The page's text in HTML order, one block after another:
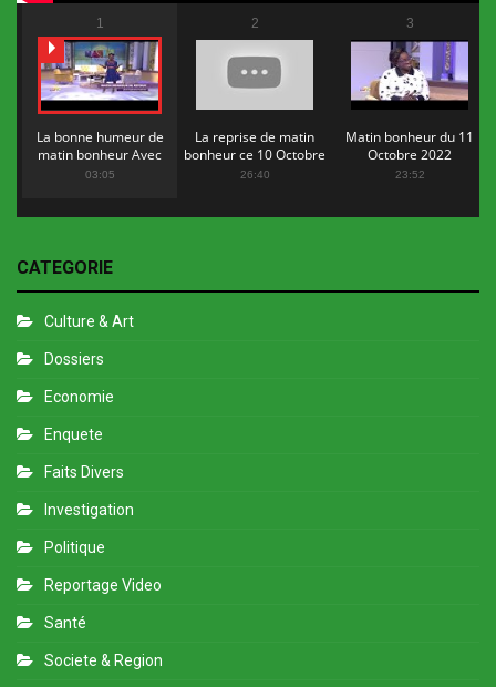
1
La bonne humeur de
matin bonheur Avec
Flopy Mendosa
03:05
2
La reprise de matin
bonheur ce 10 Octobre
2022
26:40
3
Matin bonheur du 11
Octobre 2022
23:52
CATEGORIE
Culture & Art
Dossiers
Economie
Enquete
Faits Divers
Investigation
Politique
Reportage Video
Santé
Societe & Region